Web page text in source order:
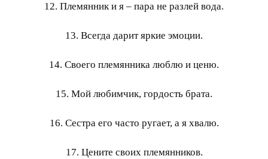
12. Племянник и я – пара не разлей вода.
13. Всегда дарит яркие эмоции.
14. Своего племянника люблю и ценю.
15. Мой любимчик, гордость брата.
16. Сестра его часто ругает, а я хвалю.
17. Цените своих племянников.